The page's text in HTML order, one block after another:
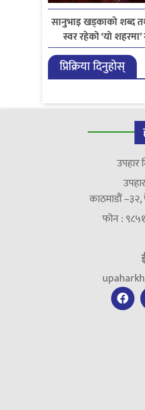
सानुभाइ खड्काको शब्द
स्वर रहेको ‘यो
प्रिक्रिया दिनुहोस्
उपहार
काठमाडौं
फोन :